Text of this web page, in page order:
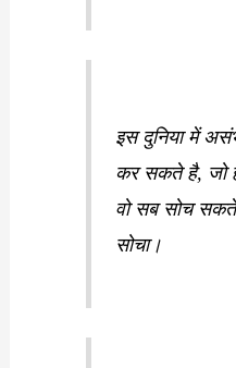
इस दुनिया में
कर सकते है, जो
वो सब सोच
सोचा।